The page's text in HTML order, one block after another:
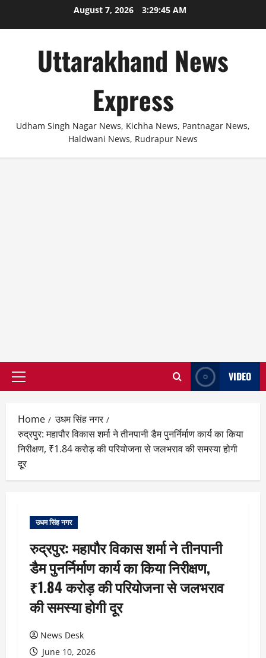
August 7, 2026 3:29:45 AM
Uttarakhand News
Express
Udham Singh Nagar News, Kichha News, Pantnagar News,
Haldwani News, Rudrapur News
Primary
VIDEO
Home
उधम सिंह नगर
रुद्रपुर: महापौर विकास शर्मा ने तीनपानी डैम पुनर्निर्माण कार्य का किया
निरीक्षण, ₹1.84 करोड़ की परियोजना से जलभराव की समस्या होगी
दूर
उधम सिंह नगर
रुद्रपुर: महापौर विकास शर्मा ने तीनपानी
डैम पुनर्निर्माण कार्य का किया निरीक्षण,
₹1.84 करोड़ की परियोजना से जलभराव
की समस्या होगी दूर
News Desk
June 10, 2026